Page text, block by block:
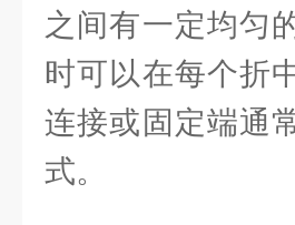
之间有一定均匀
时可以在每个折
连接或固定端通
式。